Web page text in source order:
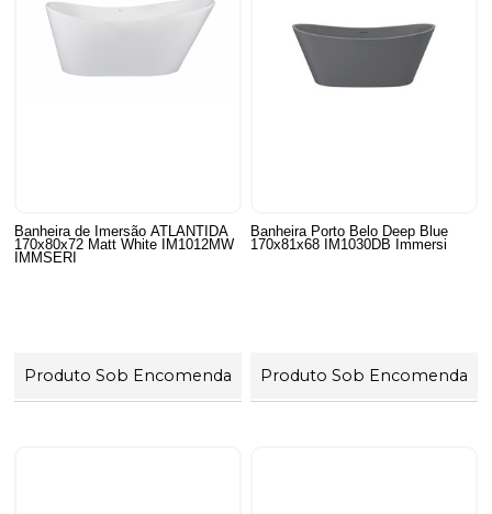
Banheira de Imersão ATLANTIDA
170x80x72 Matt White IM1012MW
IMMSERI
Produto Sob Encomenda
Banheira Porto Belo Deep Blue
170x81x68 IM1030DB Immersi
Produto Sob Encomenda